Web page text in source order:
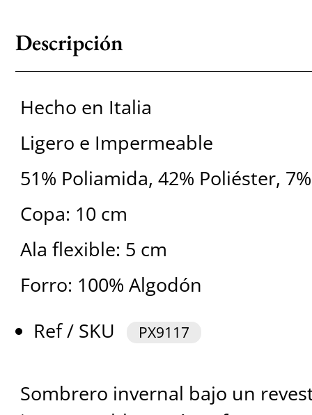
Descripción
Hecho en Italia
Ligero e Impermeable
51% Poliamida, 42% Poliéster,
Copa: 10 cm
Ala flexible: 5 cm
Forro: 100% Algodón
Ref / SKU
PX9117
Sombrero invernal bajo un